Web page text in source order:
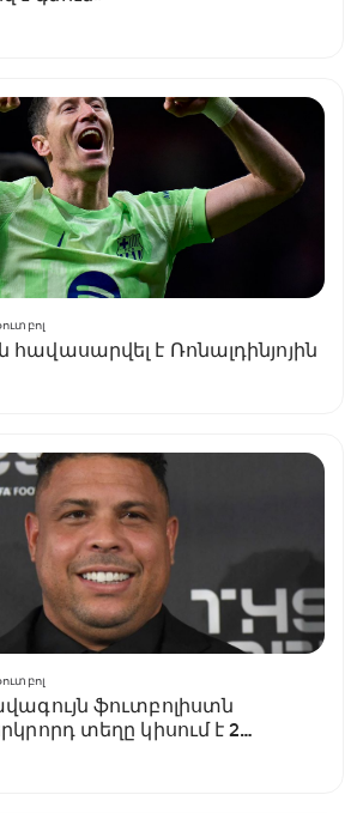
հավասարվել է Ռոնալդինյոյին
ֆուտբոլիստն
տեղը կիսում է 2